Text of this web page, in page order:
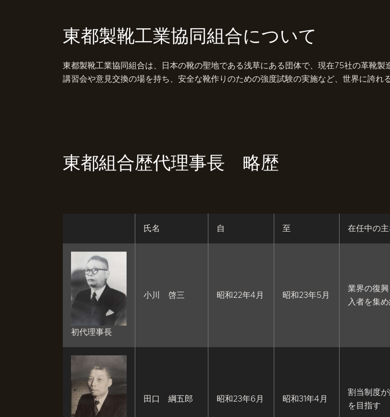
東都製靴工業協同組合について
東都製靴工業協同組合は、日本の靴の聖地である浅草にある団体で、現在75社の革靴製
講習会や意見交換の場を持ち、安全な靴作りのための強度試験の実施など、世界に誇れ
東都組合歴代理事長 略歴
氏名 自 至 在任中の
初代理事長
小川 啓三 昭和22年4月 昭和23年5月
業界の復
入者を集
田口 綱五郎 昭和23年6月 昭和31年4月
割当制度
を目指す